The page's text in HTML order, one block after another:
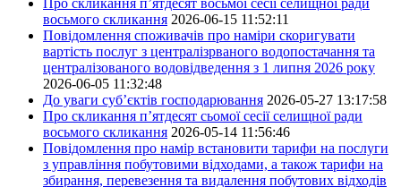
Про скликання п’ятдесят восьмої сесії селищної ради
восьмого скликання 2026-06-15 11:52:11
Повідомлення споживачів про наміри скоригувати
вартість послуг з централізрваного водопостачання та
централізованого водовідведення з 1 липня 2026 року
2026-06-05 11:32:48
До уваги суб’єктів господарювання 2026-05-27 13:17:58
Про скликання п’ятдесят сьомої сесії селищної ради
восьмого скликання 2026-05-14 11:56:46
Повідомлення про намір встановити тарифи на послуги
з управління побутовими відходами, а також тарифи на
збирання, перевезення та видалення побутових відходів